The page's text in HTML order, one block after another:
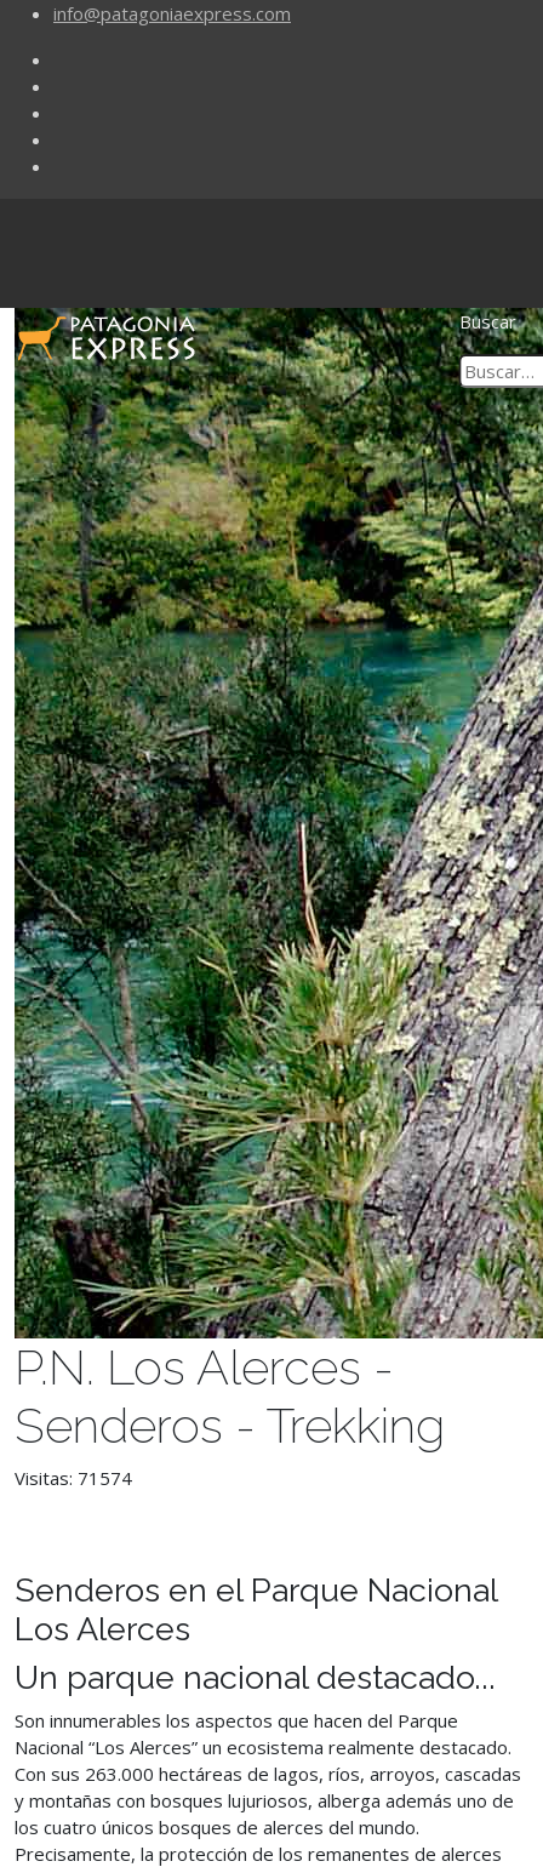
info@patagoniaexpress.com
Buscar
P.N. Los Alerces -
Senderos - Trekking
Visitas: 71574
Senderos en el Parque Nacional
Los Alerces
Un parque nacional destacado...
Son innumerables los aspectos que hacen del Parque
Nacional “Los Alerces” un ecosistema realmente destacado.
Con sus 263.000 hectáreas de lagos, ríos, arroyos, cascadas
y montañas con bosques lujuriosos, alberga además uno de
los cuatro únicos bosques de alerces del mundo.
Precisamente, la protección de los remanentes de alerces